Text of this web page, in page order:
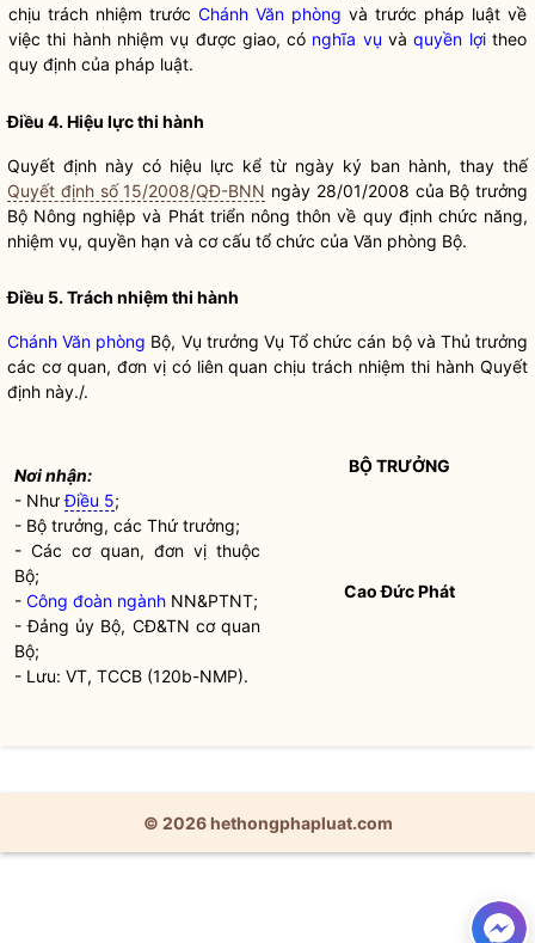
chịu trách nhiệm trước Chánh Văn phòng và trước pháp luật về
việc thi hành nhiệm vụ được giao, có nghĩa vụ vàquyền lợitheo
quy định của pháp luật.
Điều 4. Hiệu lực thi hành
Quyết định này có hiệu lực kể từ ngày ký ban hành, thay thế
Quyết định số 15/2008/QĐ-BNN ngày 28/01/2008 của Bộ trưởng
Bộ Nông nghiệp và Phát triển nông thôn về quy định chức năng,
nhiệm vụ, quyền hạn và cơ cấu tổ chức của Văn phòng Bộ.
Điều 5. Trách nhiệm thi hành
Chánh Văn phòng Bộ, Vụ trưởng Vụ Tổ chức cán bộ và Thủ trưởng
các cơ quan, đơn vị có liên quan chịu trách nhiệm thi hành Quyết
định này./.
Nơi nhận:
- NhưĐiều 5;
- Bộ trưởng, các Thứ trưởng;
- Các cơ quan, đơn vị thuộc
Bộ;
-Công đoàn ngành NN&PTNT;
- Đảng ủy Bộ, CĐ&TN cơ quan
Bộ;
- Lưu: VT, TCCB (120b-NMP).
BỘ TRƯỞNG
Cao Đức Phát
© 2026 hethongphapluat.com